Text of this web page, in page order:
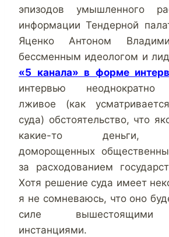
эпизодов умышленного
информации Тендерной
Яценко Антоном
бессменным идеологом и
«5 канала» в форме
интервью неоднократно
лживое (как
суда) обстоятельство, что
какие-то деньги,
доморощенных
за расходованием
Хотя решение суда имеет
я не сомневаюсь, что оно
силе вышестоящими
инстанциями.